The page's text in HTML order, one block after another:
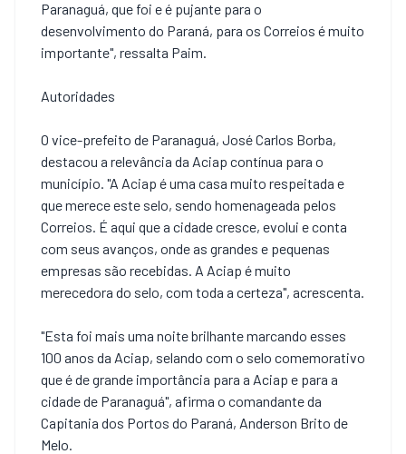
Paranaguá, que foi e é pujante para o
desenvolvimento do Paraná, para os Correios é muito
importante", ressalta Paim.
Autoridades
O vice-prefeito de Paranaguá, José Carlos Borba,
destacou a relevância da Aciap contínua para o
município. "A Aciap é uma casa muito respeitada e
que merece este selo, sendo homenageada pelos
Correios. É aqui que a cidade cresce, evolui e conta
com seus avanços, onde as grandes e pequenas
empresas são recebidas. A Aciap é muito
merecedora do selo, com toda a certeza", acrescenta.
"Esta foi mais uma noite brilhante marcando esses
100 anos da Aciap, selando com o selo comemorativo
que é de grande importância para a Aciap e para a
cidade de Paranaguá", afirma o comandante da
Capitania dos Portos do Paraná, Anderson Brito de
Melo.